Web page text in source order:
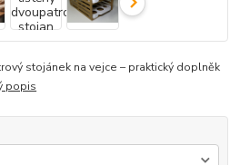
stojánek na vejce – praktický doplněk
popis